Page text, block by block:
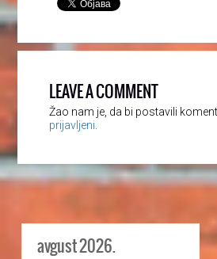
LEAVE A COMMENT
Žao nam je, da bi postavili
prijavljeni
avgust 2026.